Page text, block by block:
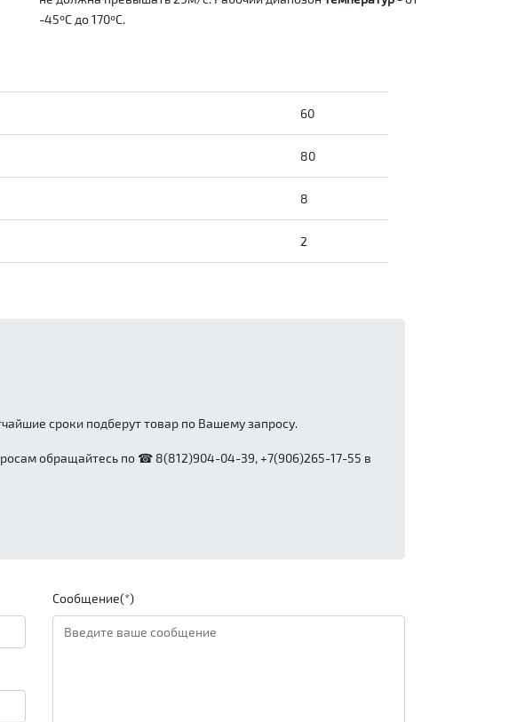
-45ºС до 170ºС.
60
80
8
2
сроки подберут товар по Вашему запросу.
обращайтесь по ☎ 8(812)904-04-39, +7(906)265-17-55 в
Сообщение(*)